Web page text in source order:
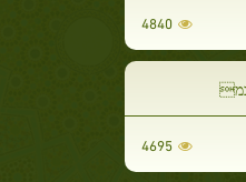
4840
4695